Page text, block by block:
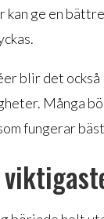
kan ge en
blir det
Många
fungerar